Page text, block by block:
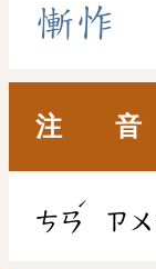
慚怍
注 音
ㄘㄢ
ˊ
ㄗ